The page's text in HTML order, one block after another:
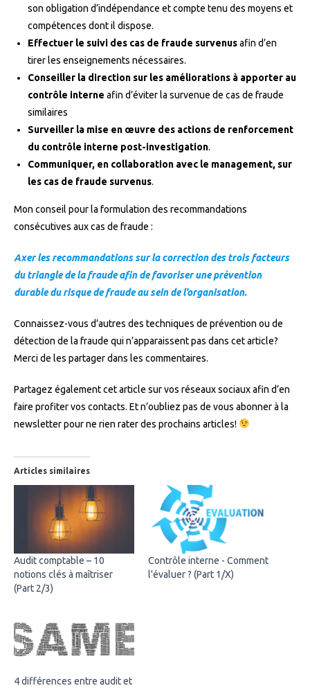
son obligation d’indépendance et compte tenu des moyens et
compétences dont il dispose.
Effectuer le suivi des cas de fraude survenusafin d’en
tirer les enseignements nécessaires.
Conseiller la direction sur les améliorations à apporter au
contrôle interne afin d’éviter la survenue de cas de fraude
similaires
Surveiller la mise en œuvre des actions de renforcement
du contrôle interne post-investigation.
Communiquer, en collaboration avec le management, sur
les cas de fraude survenus.
Mon conseil pour la formulation des recommandations
consécutives aux cas de fraude :
Axer les recommandations sur la correction des trois facteurs
du triangle de la fraude afin de favoriser une prévention
durable du risque de fraude au sein de l’organisation.
Connaissez-vous d’autres des techniques de prévention ou de
détection de la fraude qui n’apparaissent pas dans cet article?
Merci de les partager dans les commentaires.
Partagez également cet article sur vos réseaux sociaux afin d’en
faire profiter vos contacts. Et n’oubliez pas de vous abonner à la
newsletter pour ne rien rater des prochains articles!
Articles similaires
Audit comptable – 10
notions clés à maîtriser
(Part 2/3)
Contrôle interne - Comment
l'évaluer ? (Part 1/X)
4 différences entre audit et